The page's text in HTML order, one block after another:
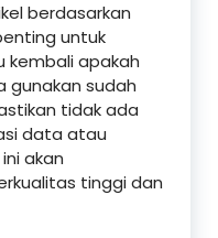
berdasarkan
untuk
kembali apakah
gunakan sudah
tidak ada
data atau
akan
tinggi dan